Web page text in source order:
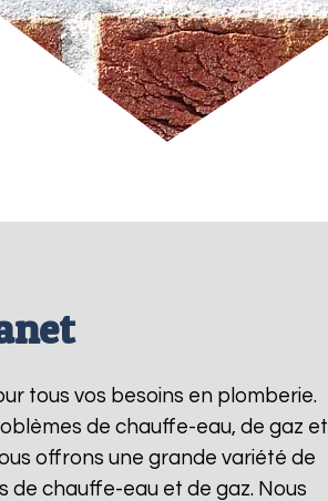
tous vos besoins en plomberie.
de chauffe-eau, de gaz et
offrons une grande variété de
de chauffe-eau et de gaz. Nous